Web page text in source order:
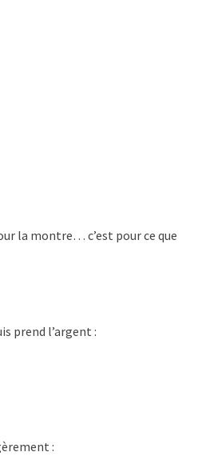
la montre… c’est pour ce que
prend l’argent :
: